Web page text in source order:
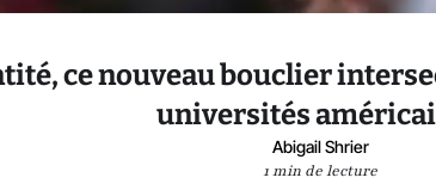
ce nouveau bouclier
universités
Abigail Shrier
1 min de lecture